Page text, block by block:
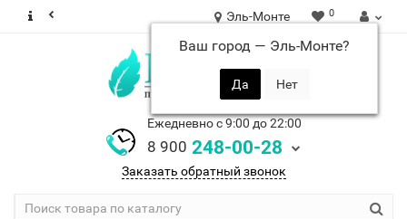
Эль-Монте
Ваш город — Эль-Монте?
0
Ежедневно с 9:00 до 22:00
8 900 248-00-28
Заказать обратный звонок